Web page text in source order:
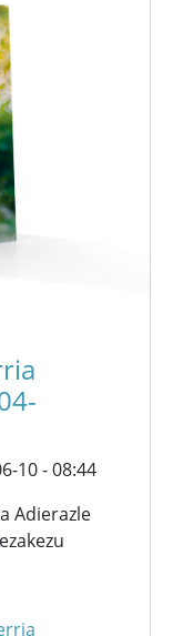
10 - 08:44
Adierazle